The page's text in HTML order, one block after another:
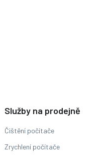
Služby na prodejně
Čištění počítače
Zrychlení počítače